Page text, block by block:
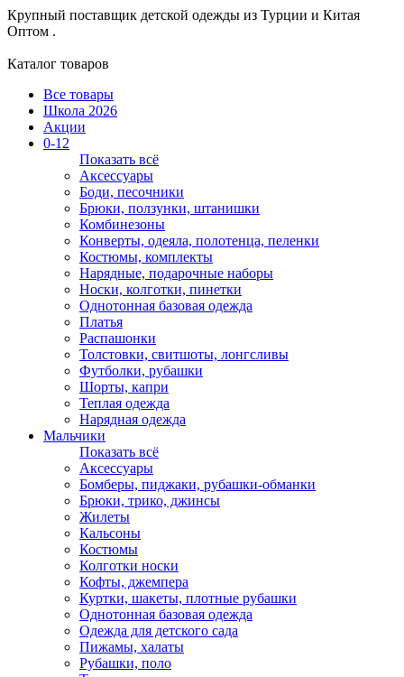
Крупный поставщик детской одежды из Турции и Китая
Оптом .
Каталог товаров
Все товары
Школа 2026
Акции
0-12
Показать всё
Аксессуары
Боди, песочники
Брюки, ползунки, штанишки
Комбинезоны
Конверты, одеяла, полотенца, пеленки
Костюмы, комплекты
Нарядные, подарочные наборы
Носки, колготки, пинетки
Однотонная базовая одежда
Платья
Распашонки
Толстовки, свитшоты, лонгсливы
Футболки, рубашки
Шорты, капри
Теплая одежда
Нарядная одежда
Мальчики
Показать всё
Аксессуары
Бомберы, пиджаки, рубашки-обманки
Брюки, трико, джинсы
Жилеты
Кальсоны
Костюмы
Колготки носки
Кофты, джемпера
Куртки, шакеты, плотные рубашки
Однотонная базовая одежда
Одежда для детского сада
Пижамы, халаты
Рубашки, поло